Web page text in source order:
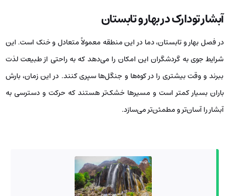
آبشار تودارک در بهار و تابستان
در فصل بهار و تابستان، دما در این منطقه معمولاً متعادل و خنک است. این
شرایط جوی به گردشگران این امکان را می‌دهد که به‌ راحتی از طبیعت لذت
ببرند و وقت بیشتری را در کوه‌ها و جنگل‌ها سپری کنند. در این زمان، بارش
باران بسیار کمتر است و مسیرها خشک‌تر هستند که حرکت و دسترسی به
آبشار را آسان‌تر و مطمئن‌تر می‌سازد.